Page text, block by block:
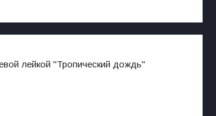
лейкой "Тропический дождь"